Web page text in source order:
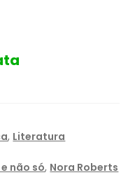
, Literatura
não só, Nora Roberts